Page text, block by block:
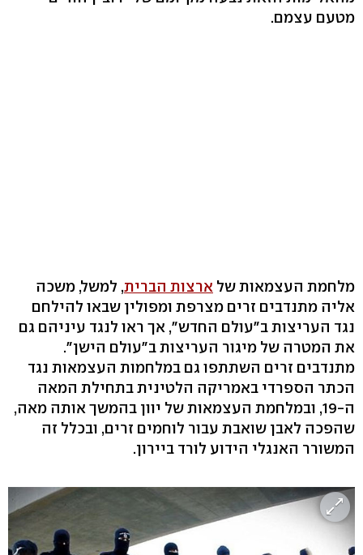
מטעם עצמם.
מלחמת העצמאות של ארצות הברית, למשל, משכה
אליה מתנדבים זרים מצרפת ומפולין שבאו להילחם
נגד העריצות ב"עולם החדש", אך ראו לנגד עיניהם גם
את המטרה של מיגור העריצות ב"עולם הישן".
מתנדבים זרים השתתפו גם במלחמות העצמאות נגד
הכתר הספרדי באמריקה הלטינית בתחילת המאה
ה-19, ובמלחמת העצמאות של יוון בהמשך אותה מאה,
שהפכה לאבן שואבת עבור לוחמים זרים, ובכלל זה
המשורר האנגלי הידוע לורד ביירון.